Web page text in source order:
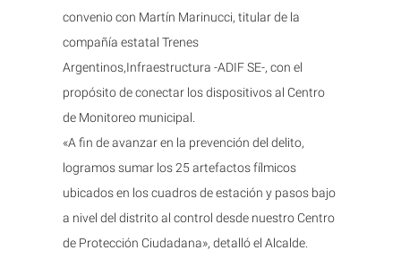
convenio con Martín Marinucci, titular de la
compañía estatal Trenes
Argentinos,Infraestructura -ADIF SE-, con el
propósito de conectar los dispositivos al Centro
de Monitoreo municipal.
«A fin de avanzar en la prevención del delito,
logramos sumar los 25 artefactos fílmicos
ubicados en los cuadros de estación y pasos bajo
a nivel del distrito al control desde nuestro Centro
de Protección Ciudadana», detalló el Alcalde.